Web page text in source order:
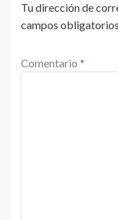
Tu dirección de
campos
Comentario *